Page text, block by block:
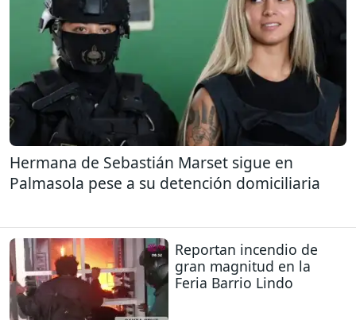
Hermana de Sebastián Marset sigue en
Palmasola pese a su detención domiciliaria
Reportan incendio de
gran magnitud en la
Feria Barrio Lindo